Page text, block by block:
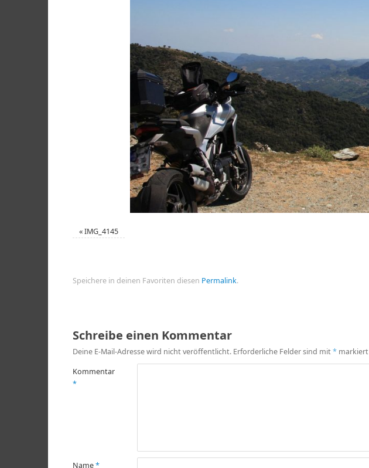
«IMG_4145
Speichere in deinen Favoriten diesen Permalink.
Schreibe einen Kommentar
Deine E-Mail-Adresse wird nicht veröffentlicht. Erforderliche Felder sind mit* markiert
Kommentar
*
Name*